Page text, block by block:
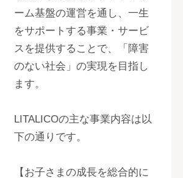
ーム基盤の運営を通し、一生
をサポートする事業・サービ
スを提供することで、「障害
のない社会」の実現を目指し
ます。
LITALICOの主な事業内容は以
下の通りです。
【お子さまの成長を総合的に